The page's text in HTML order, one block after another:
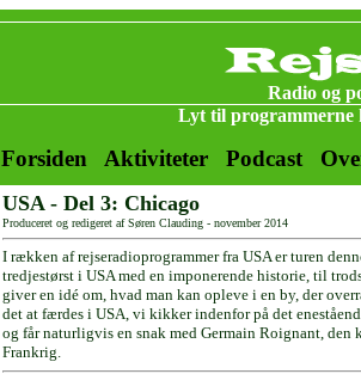
Radio og
Lyt til programmerne
Forsiden Aktiviteter Podcast
USA - Del 3: Chicago
Produceret og redigeret af Søren Clauding - november 2014
I rækken af rejseradioprogrammer fra USA er turen
tredjestørst i USA med en imponerende historie, til
giver en idé om, hvad man kan opleve i en by, der
det at færdes i USA, vi kikker indenfor på det
og får naturligvis en snak med Germain Roignant,
Frankrig.